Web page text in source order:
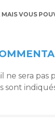
VOUS
ne sera pas
sont